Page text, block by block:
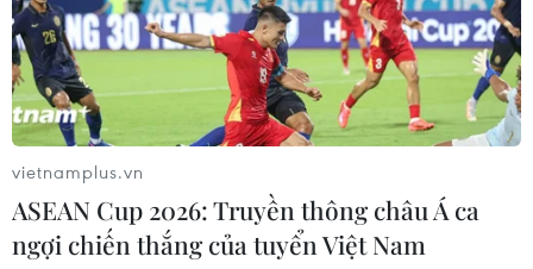
vietnamplus.vn
ASEAN Cup 2026: Truyền thông châu Á ca
ngợi chiến thắng của tuyển Việt Nam